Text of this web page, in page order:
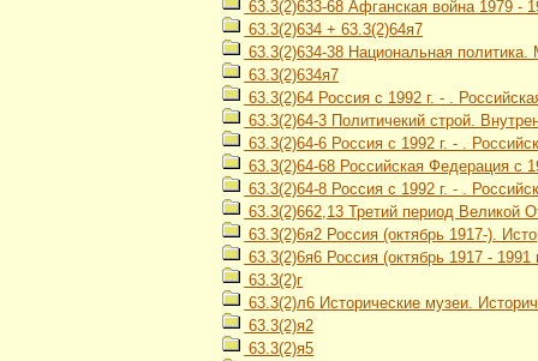
63.3(2)633-68 Афганская война 1979 -
63.3(2)634 + 63.3(2)64я7
63.3(2)634-38 Национальная
63.3(2)634я7
63.3(2)64 Россия с 1992 г. - .
63.3(2)64-3 Политичекий строй.
63.3(2)64-6 Россия с 1992 г. - .
63.3(2)64-68 Российская Федерация с
63.3(2)64-8 Россия с 1992 г. - .
63.3(2)662,13 Третий период Великой
63.3(2)6я2 Россия (октябрь 1917-).
63.3(2)6я6 Россия (октябрь 1917 -
63.3(2)г
63.3(2)л6 Исторические музеи.
63.3(2)я2
63.3(2)я5